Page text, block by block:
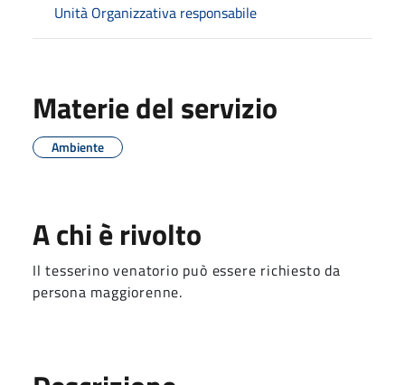
Unità Organizzativa responsabile
Materie del servizio
Ambiente
A chi è rivolto
Il tesserino venatorio può essere richiesto da
persona maggiorenne.